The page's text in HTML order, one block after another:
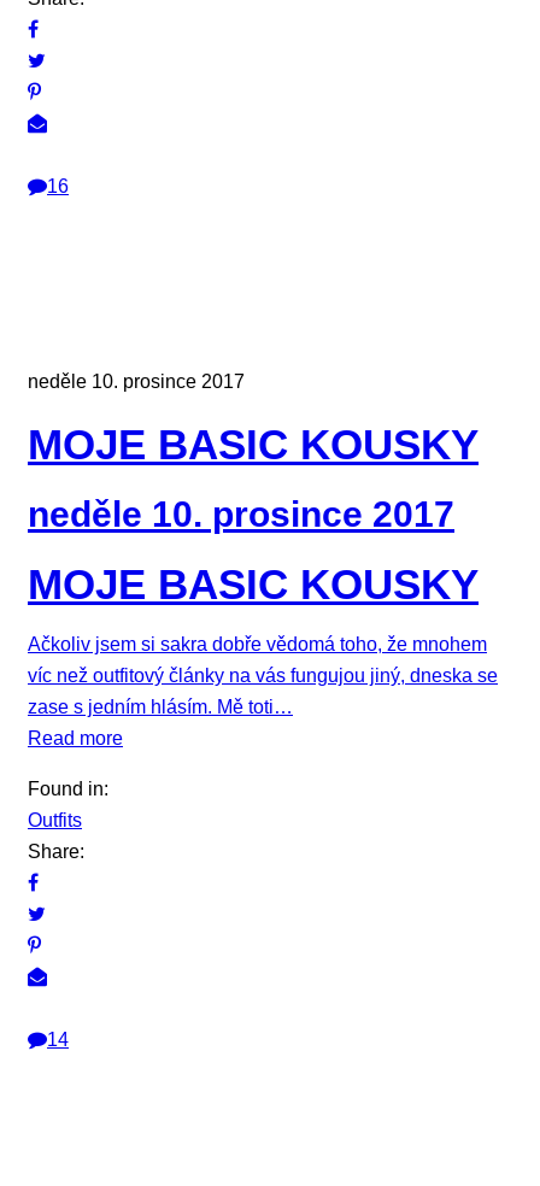
16
neděle 10. prosince 2017
MOJE BASIC KOUSKY
neděle 10. prosince 2017
MOJE BASIC KOUSKY
Ačkoliv jsem si sakra dobře vědomá toho, že mnohem
víc než outfitový články na vás fungujou jiný, dneska se
zase s jedním hlásím. Mě toti…
Read more
Found in:
Outfits
Share:
14